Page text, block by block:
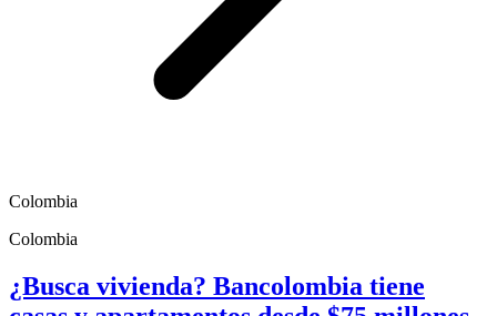
Colombia
Colombia
¿Busca vivienda? Bancolombia tiene